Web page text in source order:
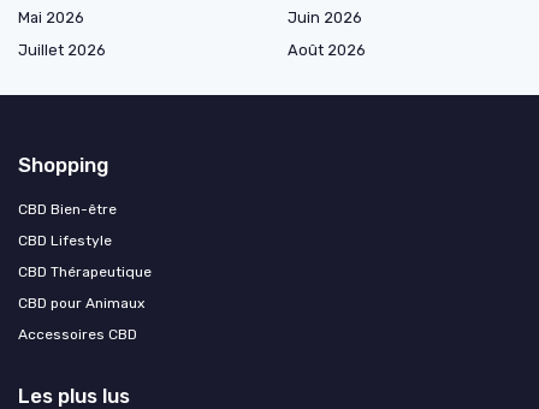
Mai 2026
Juin 2026
Juillet 2026
Août 2026
Shopping
CBD Bien-être
CBD Lifestyle
CBD Thérapeutique
CBD pour Animaux
Accessoires CBD
Les plus lus